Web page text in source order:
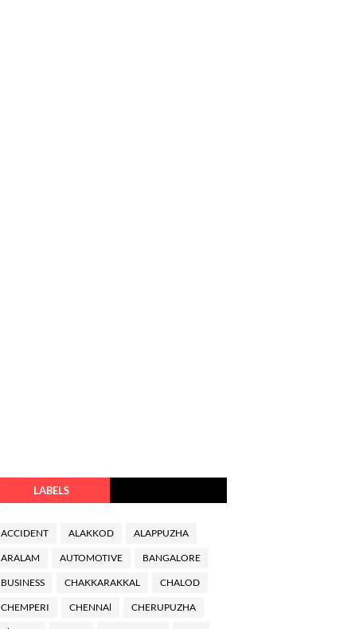
LABELS
ACCIDENT ALAKKOD ALAPPUZHA
ARALAM AUTOMOTIVE BANGALORE
BUSINESS CHAKKARAKKAL CHALOD
CHEMPERI CHENNAl CHERUPUZHA